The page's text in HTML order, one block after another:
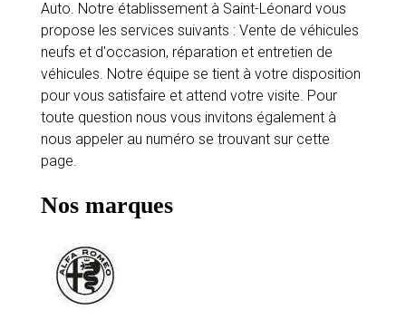
Auto. Notre établissement à Saint-Léonard vous
propose les services suivants : Vente de véhicules
neufs et d'occasion, réparation et entretien de
véhicules. Notre équipe se tient à votre disposition
pour vous satisfaire et attend votre visite. Pour
toute question nous vous invitons également à
nous appeler au numéro se trouvant sur cette
page.
Nos marques